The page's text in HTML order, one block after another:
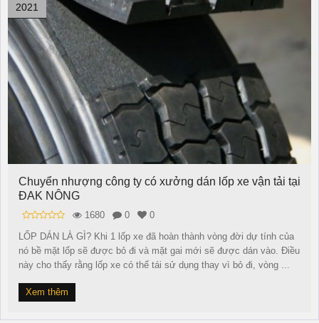
2021
Chuyển nhượng công ty có xưởng dán lốp xe vận tải tại
ĐAK NÔNG
1680 0
0
LỐP DÁN LÀ GÌ? Khi 1 lốp xe đã hoàn thành vòng đời dự tính của
nó bề mặt lốp sẽ được bỏ đi và mặt gai mới sẽ được dán vào. Điều
này cho thấy rằng lốp xe có thể tái sử dụng thay vì bỏ đi, vòng ...
Xem thêm